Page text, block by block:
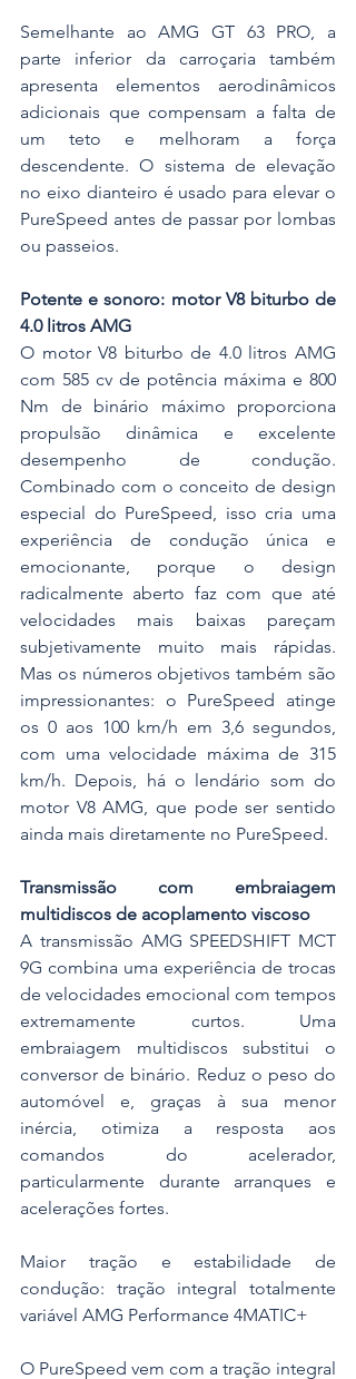
Semelhante ao AMG GT 63 PRO, a
parte inferior da carroçaria também
apresenta elementos aerodinâmicos
adicionais que compensam a falta de
um teto e melhoram a força
descendente. O sistema de elevação
no eixo dianteiro é usado para elevar o
PureSpeed antes de passar por lombas
ou passeios.
Potente e sonoro: motor V8 biturbo de
4.0 litros AMG
O motor V8 biturbo de 4.0 litros AMG
com 585 cv de potência máxima e 800
Nm de binário máximo proporciona
propulsão dinâmica e excelente
desempenho de condução.
Combinado com o conceito de design
especial do PureSpeed, isso cria uma
experiência de condução única e
emocionante, porque o design
radicalmente aberto faz com que até
velocidades mais baixas pareçam
subjetivamente muito mais rápidas.
Mas os números objetivos também são
impressionantes: o PureSpeed atinge
os 0 aos 100 km/h em 3,6 segundos,
com uma velocidade máxima de 315
km/h. Depois, há o lendário som do
motor V8 AMG, que pode ser sentido
ainda mais diretamente no PureSpeed.
Transmissão com embraiagem
multidiscos de acoplamento viscoso
A transmissão AMG SPEEDSHIFT MCT
9G combina uma experiência de trocas
de velocidades emocional com tempos
extremamente curtos. Uma
embraiagem multidiscos substitui o
conversor de binário. Reduz o peso do
automóvel e, graças à sua menor
inércia, otimiza a resposta aos
comandos do acelerador,
particularmente durante arranques e
acelerações fortes.
Maior tração e estabilidade de
condução: tração integral totalmente
variável AMG Performance 4MATIC+
O PureSpeed vem com a tração integral